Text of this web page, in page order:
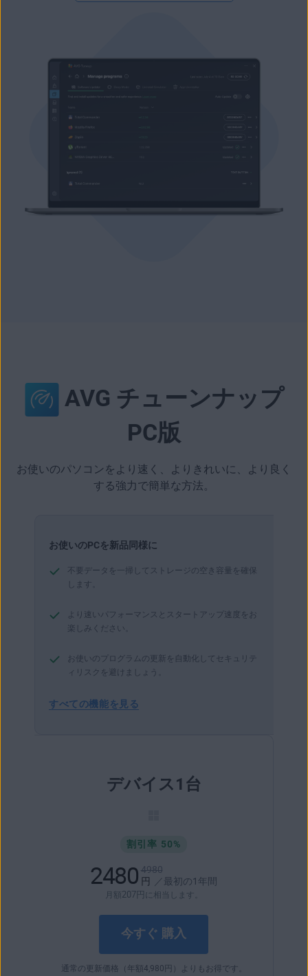
AVG チューンナップ
PC版
お使いのパソコンをより速く、よりきれいに、より良く
する強力で簡単な方法。
お使いのPCを新品同様に
不要データを一掃してストレージの空き容量を確保
します。
より速いパフォーマンスとスタートアップ速度をお
楽しみください。
お使いのプログラムの更新を自動化してセキュリテ
ィリスクを避けましょう。
すべての機能を見る
デバイス1台
割引率 50%
2480 4980
円
／最初の1年間
月額207円 に相当します。
今すぐ 購入
通常の更新価格（年額4,980 円 ）よりもお得です。